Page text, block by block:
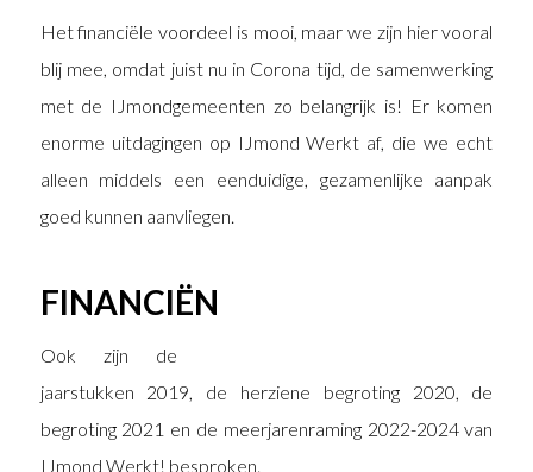
Het financiële voordeel is mooi, maar we zijn hier vooral
blij mee, omdat juist nu in Corona tijd, de samenwerking
met de IJmondgemeenten zo belangrijk is! Er komen
enorme uitdagingen op IJmond Werkt af, die we echt
alleen middels een eenduidige, gezamenlijke aanpak
goed kunnen aanvliegen.
FINANCIËN
Ook zijn de
jaarstukken 2019, de herziene begroting 2020, de
begroting 2021 en de meerjarenraming 2022-2024 van
IJmond Werkt! besproken.